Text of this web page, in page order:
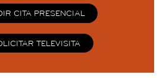
CITA PRESENCIAL
TELEVISITA